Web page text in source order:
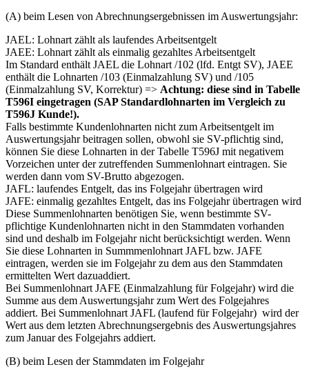
(A) beim Lesen von Abrechnungsergebnissen im Auswertungsjahr:
JAEL: Lohnart zählt als laufendes Arbeitsentgelt
JAEE: Lohnart zählt als einmalig gezahltes Arbeitsentgelt
Im Standard enthält JAEL die Lohnart /102 (lfd. Entgt SV), JAEE
enthält die Lohnarten /103 (Einmalzahlung SV) und /105
(Einmalzahlung SV, Korrektur) => Achtung: diese sind in Tabelle
T596I eingetragen (SAP Standardlohnarten im Vergleich zu
T596J Kunde!).
Falls bestimmte Kundenlohnarten nicht zum Arbeitsentgelt im
Auswertungsjahr beitragen sollen, obwohl sie SV-pflichtig sind,
können Sie diese Lohnarten in der Tabelle T596J mit negativem
Vorzeichen unter der zutreffenden Summenlohnart eintragen. Sie
werden dann vom SV-Brutto abgezogen.
JAFL: laufendes Entgelt, das ins Folgejahr übertragen wird
JAFE: einmalig gezahltes Entgelt, das ins Folgejahr übertragen wird
Diese Summenlohnarten benötigen Sie, wenn bestimmte SV-
pflichtige Kundenlohnarten nicht in den Stammdaten vorhanden
sind und deshalb im Folgejahr nicht berücksichtigt werden. Wenn
Sie diese Lohnarten in Summmenlohnart JAFL bzw. JAFE
eintragen, werden sie im Folgejahr zu dem aus den Stammdaten
ermittelten Wert dazuaddiert.
Bei Summenlohnart JAFE (Einmalzahlung für Folgejahr) wird die
Summe aus dem Auswertungsjahr zum Wert des Folgejahres
addiert. Bei Summenlohnart JAFL (laufend für Folgejahr) wird der
Wert aus dem letzten Abrechnungsergebnis des Auswertungsjahres
zum Januar des Folgejahrs addiert.
(B) beim Lesen der Stammdaten im Folgejahr